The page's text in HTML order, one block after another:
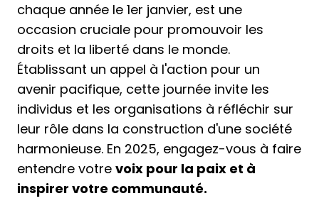
chaque année le 1er janvier, est une
occasion cruciale pour promouvoir les
droits et la liberté dans le monde.
Établissant un appel à l'action pour un
avenir pacifique, cette journée invite les
individus et les organisations à réfléchir sur
leur rôle dans la construction d'une société
harmonieuse. En 2025, engagez-vous à faire
entendre votre voix pour la paix et à
inspirer votre communauté.